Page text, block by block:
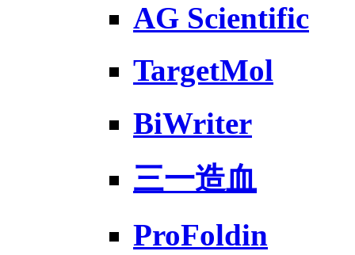
AG Scientific
TargetMol
BiWriter
三一造血
ProFoldin